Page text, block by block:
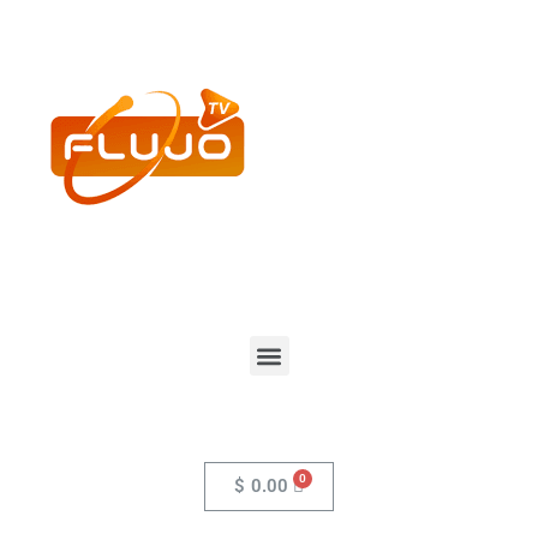
$ 0.00